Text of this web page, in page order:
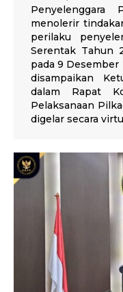
menolerir
perilaku
Serentak Tahun
pada 9
disampaikan
dalam Rapat
Pelaksanaan
digelar secara